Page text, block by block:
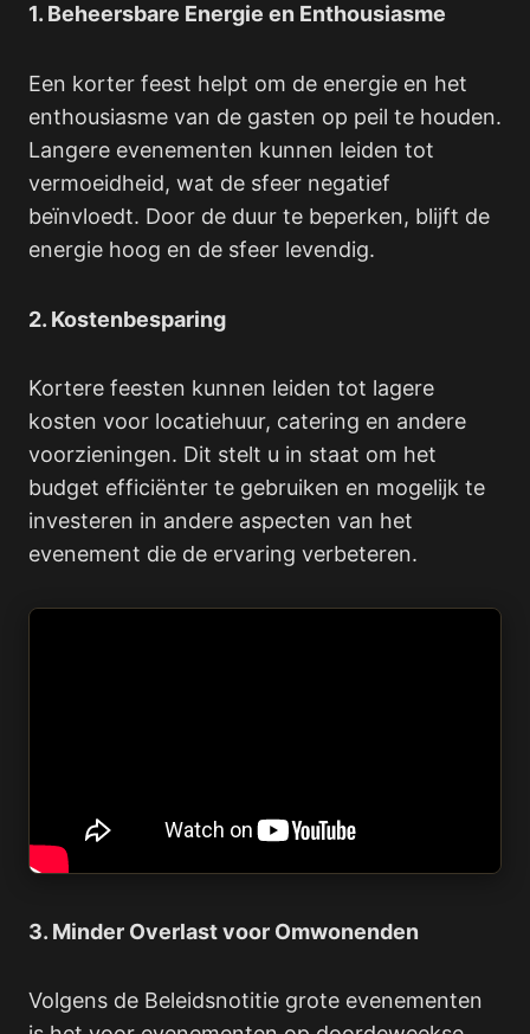
1. Beheersbare Energie en Enthousiasme
Een korter feest helpt om de energie en het
enthousiasme van de gasten op peil te houden.
Langere evenementen kunnen leiden tot
vermoeidheid, wat de sfeer negatief
beïnvloedt. Door de duur te beperken, blijft de
energie hoog en de sfeer levendig.
2. Kostenbesparing
Kortere feesten kunnen leiden tot lagere
kosten voor locatiehuur, catering en andere
voorzieningen. Dit stelt u in staat om het
budget efficiënter te gebruiken en mogelijk te
investeren in andere aspecten van het
evenement die de ervaring verbeteren.
3. Minder Overlast voor Omwonenden
Volgens de Beleidsnotitie grote evenementen